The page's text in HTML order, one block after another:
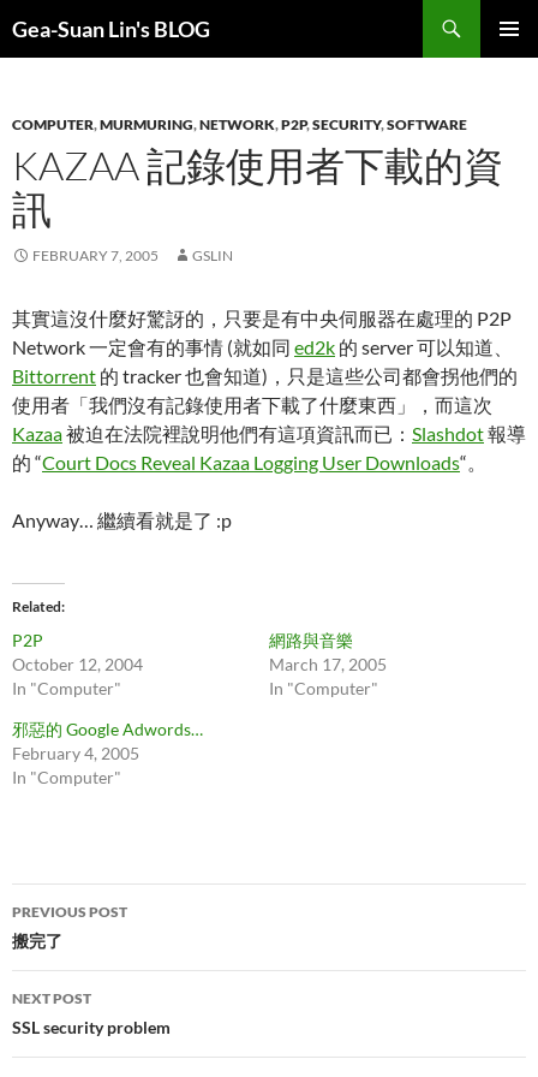
Gea-Suan Lin's BLOG
COMPUTER,MURMURING,NETWORK,P2P,SECURITY,SOFTWARE
KAZAA 記錄使用者下載的資
訊
FEBRUARY 7, 2005 GSLIN
其實這沒什麼好驚訝的，只要是有中央伺服器在處理的 P2P
Network 一定會有的事情 (就如同 ed2k 的 server 可以知道、
Bittorrent 的 tracker 也會知道)，只是這些公司都會拐他們的
使用者「我們沒有記錄使用者下載了什麼東西」，而這次
Kazaa被迫在法院裡說明他們有這項資訊而已： Slashdot報導
的 “Court Docs Reveal Kazaa Logging User Downloads“。
Anyway… 繼續看就是了 :p
Related
P2P
October 12, 2004
In "Computer"
網路與音樂
March 17, 2005
In "Computer"
邪惡的 Google Adwords…
February 4, 2005
In "Computer"
Post
navigation
PREVIOUS POST
搬完了
NEXT POST
SSL security problem